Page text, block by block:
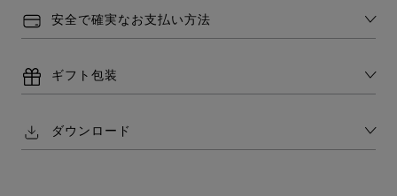
安全で確実なお支払い方法
ギフト包装
ダウンロード